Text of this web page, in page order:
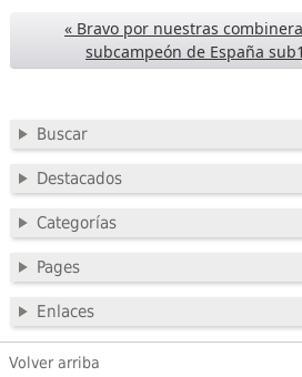
« Bravo por nuestras
subcampeón de España
Buscar
Destacados
Categorías
Pages
Enlaces
Volver arriba